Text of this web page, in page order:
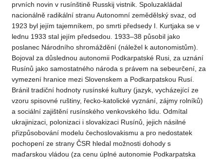
prvních novin v rusínštině Russkij vistnik. Spoluzakládal
nacionálně radikální stranu Autonomní zemědělský svaz, od
1923 byl jejím tajemníkem, po smrti předsedy I. Kurtjaka se v
lednu 1933 stal jejím předsedou. 1933–38 působil jako
poslanec Národního shromáždění (náležel k autonomistům).
Bojoval za důslednou autonomii Podkarpatské Rusi, za uznání
Rusínů jako samostatného národa s právem na sebeurčení, za
vymezení hranice mezi Slovenskem a Podkarpatskou Rusí.
Bránil tradiční hodnoty rusínské kultury (jazyk, vycházející ze
vzoru spisovné ruštiny, řecko-katolické vyznání, zájmy rolníků)
a sociální zajištění rusínského venkovského lidu. Odmítal
ukrajinizaci, polonizaci i slovakizaci Rusínů, jejich násilné
přizpůsobování modelu čechoslovakismu a pro nedostatek
pochopení ze strany ČSR hledal možnosti dohody s
maďarskou vládou (za cenu úplné autonomie Podkarpatska